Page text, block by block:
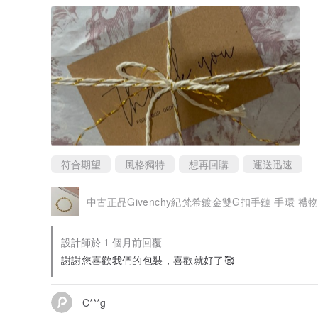
符合期望 風格獨特 想再回購 運送迅速
中古正品Givenchy紀梵希鍍金雙G扣手鏈 手環 禮
設計師於 1 個月前回覆
謝謝您喜歡我們的包裝，喜歡就好了🥰
C***g